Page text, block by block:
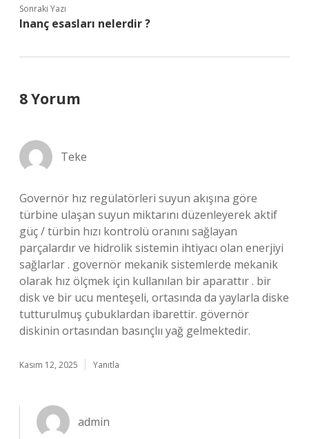
Sonraki Yazı
Inanç esasları nelerdir ?
8 Yorum
Teke
Governör hız regülatörleri suyun akışına göre
türbine ulaşan suyun miktarını düzenleyerek aktif
güç / türbin hızı kontrolü oranını sağlayan
parçalardır ve hidrolik sistemin ihtiyacı olan enerjiyi
sağlarlar . governör mekanik sistemlerde mekanik
olarak hız ölçmek için kullanılan bir aparattır . bir
disk ve bir ucu menteşeli, ortasında da yaylarla diske
tutturulmuş çubuklardan ibarettir. gövernör
diskinin ortasından basınçlıı yağ gelmektedir.
Kasım 12, 2025 Yanıtla
admin